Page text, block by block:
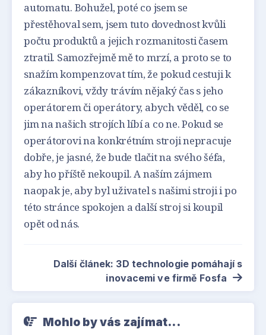
automatu. Bohužel, poté co jsem se
přestěhoval sem, jsem tuto dovednost kvůli
počtu produktů a jejich rozmanitosti časem
ztratil. Samozřejmě mě to mrzí, a proto se to
snažím kompenzovat tím, že pokud cestuji k
zákazníkovi, vždy trávím nějaký čas s jeho
operátorem či operátory, abych věděl, co se
jim na našich strojích líbí a co ne. Pokud se
operátorovi na konkrétním stroji nepracuje
dobře, je jasné, že bude tlačit na svého šéfa,
aby ho příště nekoupil. A naším zájmem
naopak je, aby byl uživatel s našimi stroji i po
této stránce spokojen a další stroj si koupil
opět od nás.
Další článek: 3D technologie pomáhají s
inovacemi ve firmě Fosfa
Mohlo by vás zajímat...